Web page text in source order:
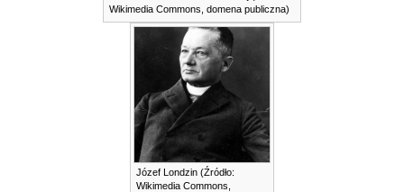
Wikimedia Commons, domena publiczna)
Józef Londzin (Źródło:
Wikimedia Commons,